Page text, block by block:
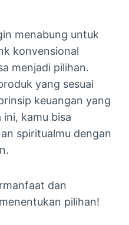
menabung untuk
konvensional
menjadi pilihan.
yang sesuai
keuangan yang
kamu bisa
spiritualmu dengan
dan
pilihan!